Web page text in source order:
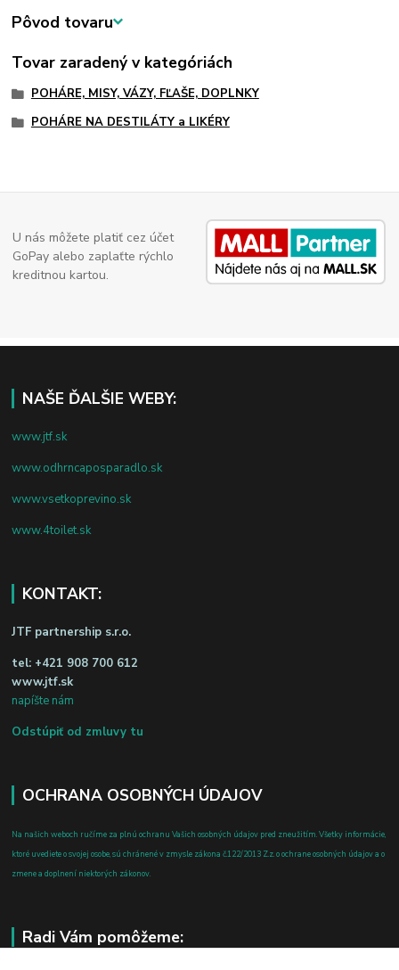
Pôvod tovaru
Tovar zaradený v kategóriách
POHÁRE, MISY, VÁZY, FĽAŠE, DOPLNKY
POHÁRE NA DESTILÁTY a LIKÉRY
U nás môžete platiť cez účet
GoPay alebo zaplaťte rýchlo
kreditnou kartou.
NAŠE ĎALŠIE WEBY:
www.jtf.sk
www.odhrncaposparadlo.sk
www.vsetkoprevino.sk
www.4toilet.sk
KONTAKT:
JTF partnership s.r.o.
tel: +421 908 700 612
www.jtf.sk
napíšte nám
Odstúpiť od zmluvy tu
OCHRANA OSOBNÝCH ÚDAJOV
Na našich weboch ručíme za plnú ochranu Vašich osobných údajov pred zneužitím. Všetky informácie,
ktoré uvediete o svojej osobe, sú chránené v zmysle zákona č.122/2013 Z.z. o ochrane osobných údajov a o
zmene a doplnení niektorých zákonov.
Radi Vám pomôžeme: